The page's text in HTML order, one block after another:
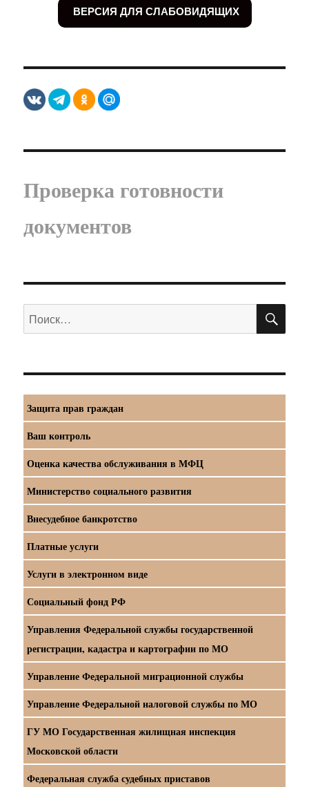
ВЕРСИЯ ДЛЯ СЛАБОВИДЯЩИХ
Проверка готовности
документов
Искать:
Защита прав граждан
Ваш контроль
Оценка качества обслуживания в МФЦ
Министерство социального развития
Внесудебное банкротство
Платные услуги
Услуги в электронном виде
Социальный фонд РФ
Управления Федеральной службы государственной
регистрации, кадастра и картографии по МО
Управление Федеральной миграционной службы
Управление Федеральной налоговой службы по МО
ГУ МО Государственная жилищная инспекция
Московской области
Федеральная служба судебных приставов